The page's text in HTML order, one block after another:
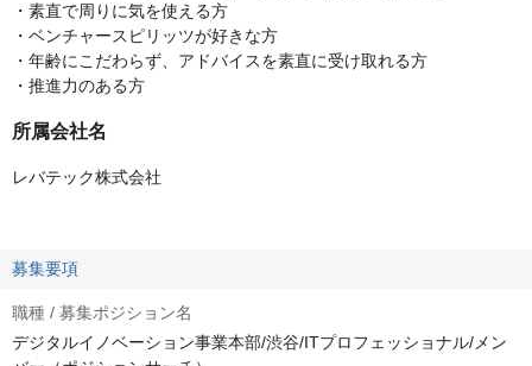
・素直で周りに気を使える方
・ベンチャースピリッツが好きな方
・年齢にこだわらず、アドバイスを素直に受け取れる方
・推進力のある方
所属会社名
レバテック株式会社
募集要項
職種 / 募集ポジション名
デジタルイノベーション事業本部/渋谷/ITプロフェッショナル/メン